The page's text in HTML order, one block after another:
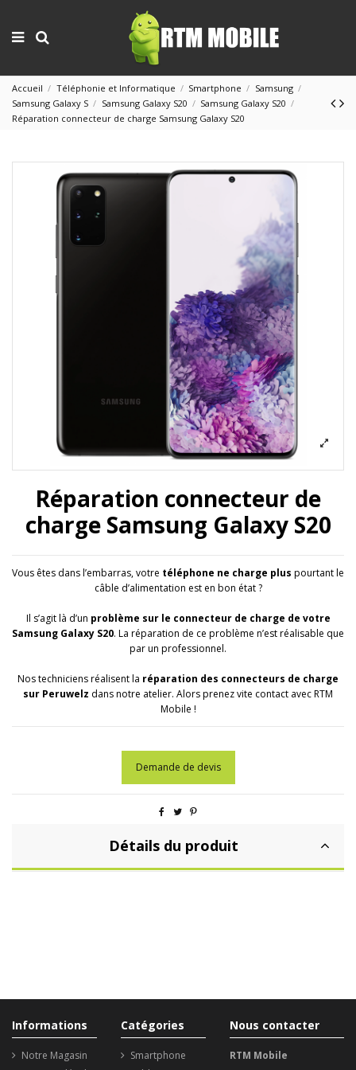
Accueil Téléphonie et Informatique Smartphone
Samsung
Samsung Galaxy S
Samsung Galaxy S20
Samsung Galaxy S20
Réparation connecteur de charge Samsung Galaxy S20
Réparation connecteur de
charge Samsung Galaxy S20
Vous êtes dans l’embarras, votre téléphone ne charge plus pourtant le
câble d’alimentation est en bon état ?
Il s’agit là d’un problème sur le connecteur de charge de votre
Samsung Galaxy S20. La réparation de ce problème n’est réalisable que
par un professionnel.
Nos techniciens réalisent la réparation des connecteurs de charge
sur Peruwelz dans notre atelier. Alors prenez vite contact avec RTM
Mobile !
Demande de devis
Détails du produit
Informations
Notre Magasin
Catégories
Smartphone
Nous contacter
RTM Mobile